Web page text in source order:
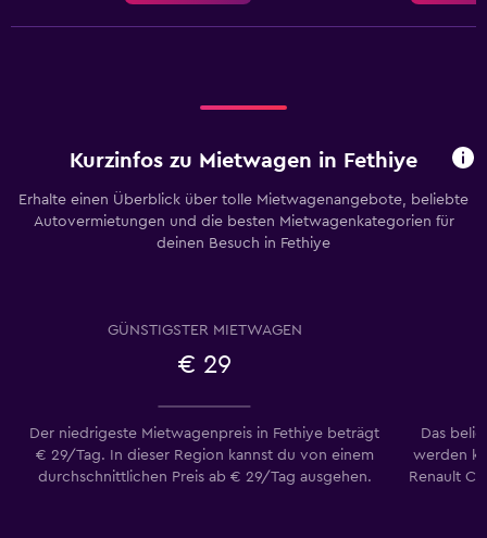
Kurzinfos zu Mietwagen in Fethiye
Erhalte einen Überblick über tolle Mietwagenangebote, beliebte
Autovermietungen und die besten Mietwagenkategorien für
deinen Besuch in Fethiye
GÜNSTIGSTER MIETWAGEN
€ 29
Der niedrigeste Mietwagenpreis in Fethiye beträgt
€ 29/Tag. In dieser Region kannst du von einem
durchschnittlichen Preis ab € 29/Tag ausgehen.
Das
werden
Renault